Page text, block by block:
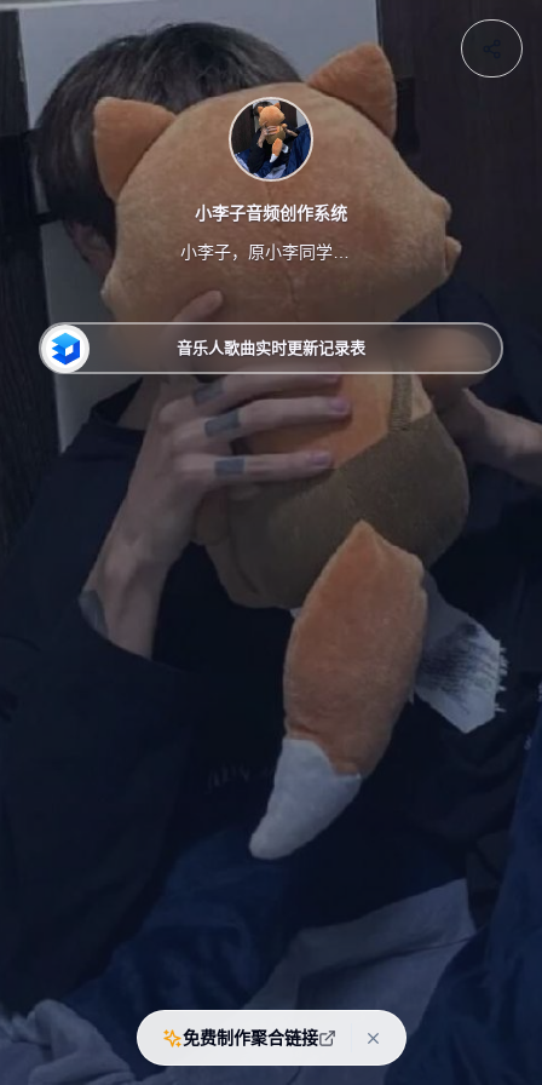
小李子音频创作系统
音乐人歌曲实时更新记录表
免费制作聚合链接